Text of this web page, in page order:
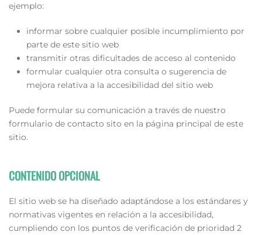
ejemplo:
informar sobre cualquier posible incumplimiento por
parte de este sitio web
transmitir otras dificultades de acceso al contenido
formular cualquier otra consulta o sugerencia de
mejora relativa a la accesibilidad del sitio web
Puede formular su comunicación a través de nuestro
formulario de contacto sito en la página principal de este
sitio.
CONTENIDO OPCIONAL
El sitio web se ha diseñado adaptándose a los estándares y
normativas vigentes en relación a la accesibilidad,
cumpliendo con los puntos de verificación de prioridad 2